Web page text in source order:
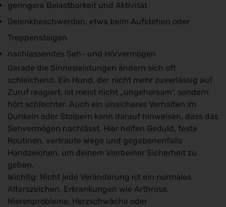
geringere Belastbarkeit und Aktivität
Gelenkbeschwerden, etwa beim Aufstehen oder
Treppensteigen
nachlassendes Seh- und Hörvermögen
Gerade die Sinnesleistungen ändern sich oft
schleichend. Ein Hund, der nicht mehr zuverlässig auf
Zuruf reagiert, ist meist nicht „ungehorsam“, sondern
hört schlechter. Auch ein unsicheres Verhalten im
Dunkeln oder Stolpern kann darauf hinweisen, dass das
Sehvermögen nachlässt. Hier helfen Geduld, feste
Routinen, vertraute Wege und gegebenenfalls
Handzeichen, um deinem Vierbeiner Sicherheit zu
geben.
Wichtig: Nicht jede Veränderung ist ein normales
Alterszeichen. Erkrankungen wie Arthrose,
Nierenprobleme, Herzschwäche oder